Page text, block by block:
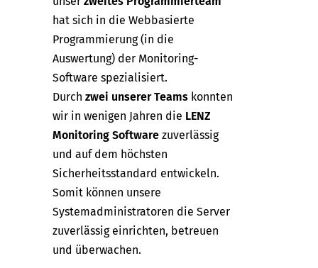
hat sich in die Webbasierte
Programmierung (in die
Auswertung) der Monitoring-
Software spezialisiert.
Durch zwei unserer Teams konnten
wir in wenigen Jahren die LENZ
Monitoring Software zuverlässig
und auf dem höchsten
Sicherheitsstandard entwickeln.
Somit können unsere
Systemadministratoren die Server
zuverlässig einrichten, betreuen
und überwachen.